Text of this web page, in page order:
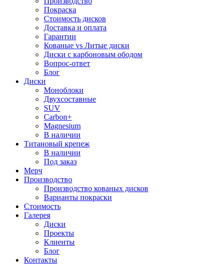
Покраска
Стоимость дисков
Доставка и оплата
Гарантии
Кованые vs Литые диски
Диски с карбоновым ободом
Вопрос-ответ
Блог
Диски
Моноблоки
Двухсоставные
SUV
Carbon+
Magnesium
В наличии
Титановый крепеж
В наличии
Под заказ
Мерч
Производство
Производство кованых дисков
Варианты покраски
Стоимость
Галерея
Диски
Проекты
Клиенты
Блог
Контакты